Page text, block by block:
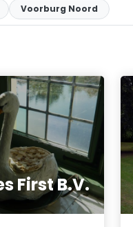
Voorburg Noord
First B.V.